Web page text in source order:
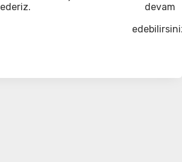
ederiz.
devam